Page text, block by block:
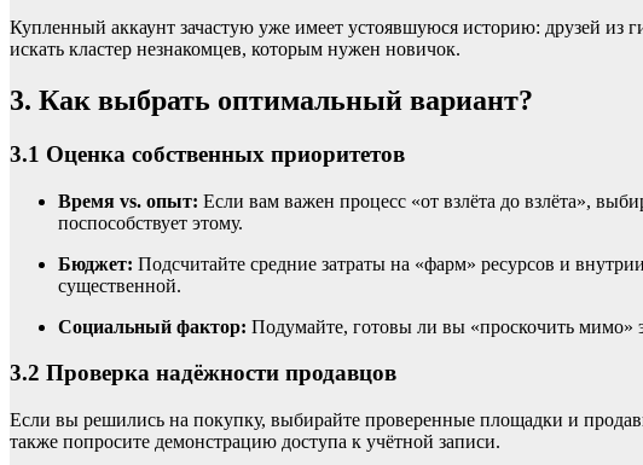
Купленный аккаунт зачастую уже имеет устоявшуюся историю: друзей из
искать кластер незнакомцев, которым нужен новичок.
3. Как выбрать оптимальный вариант?
3.1 Оценка собственных приоритетов
Время vs. опыт: Если вам важен процесс «от взлёта до взлёта»,
поспособствует этому.
Бюджет: Подсчитайте средние затраты на «фарм» ресурсов и
существенной.
Социальный фактор: Подумайте, готовы ли вы «проскочить мимо»
3.2 Проверка надёжности продавцов
Если вы решились на покупку, выбирайте проверенные площадки и
также попросите демонстрацию доступа к учётной записи.